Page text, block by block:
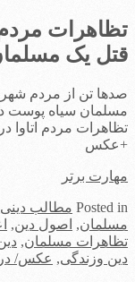
تظاهرات مردم
قتل یک
صدها تن از مردم شهر
مسلمان سیاه پوست
تظاهرات مردم اتاوا
+عکس
مهارت برتر
Posted in مطالب
مسلمان, اصول دین,
تظاهرات مسلمان,
دین وزندگی, عکس/ در